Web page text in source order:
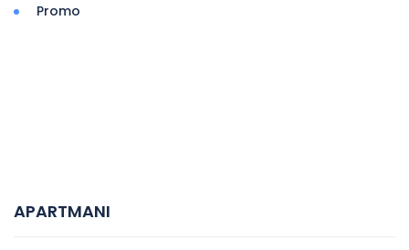
Promo
APARTMANI